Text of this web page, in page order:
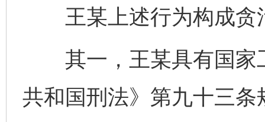
王某上述行为构成贪
其一，王某具有国家
共和国刑法》第九十三